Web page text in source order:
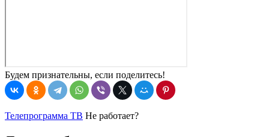
Будем признательны, если поделитесь!
Телепрограмма ТВ Не работает?